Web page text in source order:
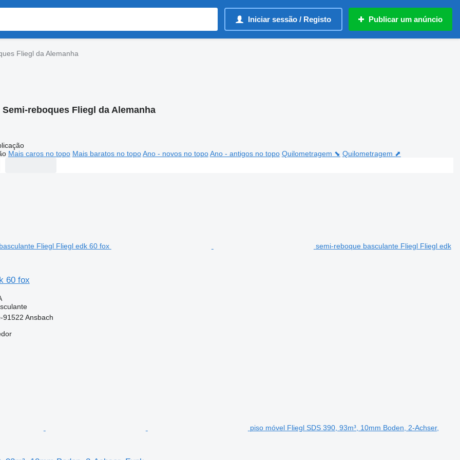
Iniciar sessão / Registo Publicar um anúncio
Fliegl da Alemanha
Semi-reboques Fliegl da Alemanha
Mais caros no topo Mais baratos no topo Ano - novos no topo Ano - antigos no topo Quilometragem ⬊ Quilometragem ⬈
semi-reboque basculante Fliegl Fliegl edk
60 fox
91522 Ansbach
piso móvel Fliegl SDS 390, 93m³, 10mm Boden, 2-Achser,